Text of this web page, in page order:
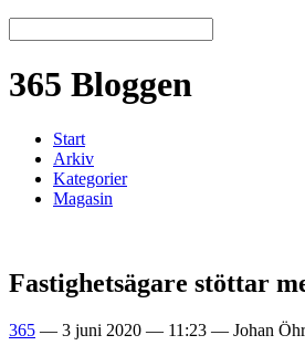
365 Bloggen
Start
Arkiv
Kategorier
Magasin
Fastighetsägare stöttar
365 — 3 juni 2020 — 11:23 — Johan